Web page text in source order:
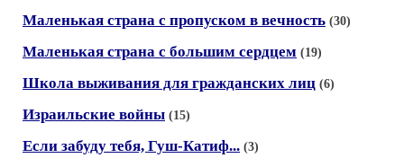
Маленькая страна с пропуском в вечность (30)
Маленькая страна с большим сердцем (19)
Школа выживания для гражданских лиц (6)
Израильские войны (15)
Если забуду тебя, Гуш-Катиф... (3)